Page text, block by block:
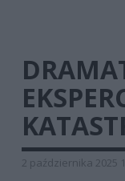
2 października 2025